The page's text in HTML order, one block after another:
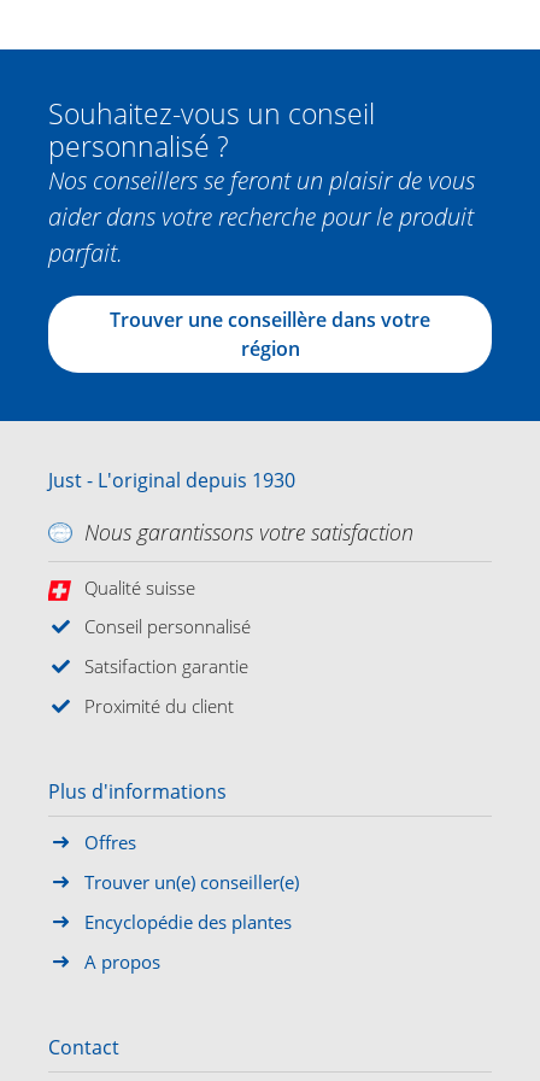
Souhaitez-vous un conseil
personnalisé ?
Nos conseillers se feront un plaisir de vous
aider dans votre recherche pour le produit
parfait.
Trouver une conseillère dans votre
région
Just - L'original depuis 1930
Nous garantissons votre satisfaction
Qualité suisse
Conseil personnalisé
Satsifaction garantie
Proximité du client
Plus d'informations
Offres
Trouver un(e) conseiller(e)
Encyclopédie des plantes
A propos
Contact